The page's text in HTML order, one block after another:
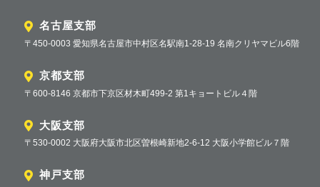
名古屋支部
〒450-0003 愛知県名古屋市中村区名駅南1-28-19 名南クリヤマビル6階
京都支部
〒600-8146 京都市下京区材木町499-2 第1キョートビル４階
大阪支部
〒530-0002 大阪府大阪市北区曽根崎新地2-6-12 大阪小学館ビル７階
神戸支部